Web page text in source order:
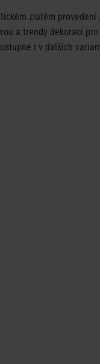
zlatém
a trendy dekorací
i v dalších